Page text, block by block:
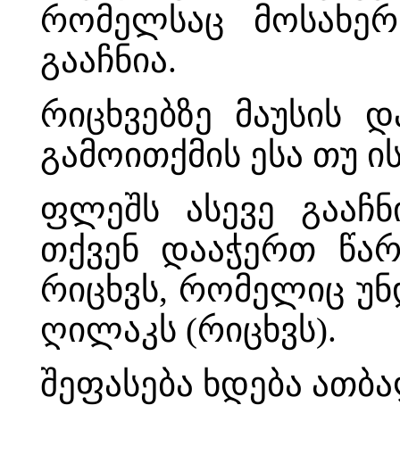
რომელსაც
გააჩნია.
რიცხვებზე
გამოითქმის ესა თუ
ფლეშს ასევე
თქვენ დააჭერთ
რიცხვს, რომელიც
ღილაკს (რიცხვს).
შეფასება ხდება